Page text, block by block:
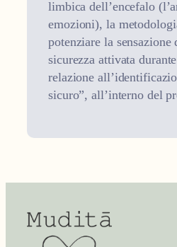
limbica dell’encefalo
emozioni), la
potenziare la sensazione
sicurezza attivata
relazione
sicuro”, all’interno del